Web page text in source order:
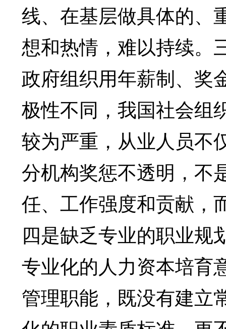
线、在基层做具体的、
想和热情，难以持续。
政府组织用年薪制、奖
极性不同，我国社会组
较为严重，从业人员不
分机构奖惩不透明，不
任、工作强度和贡献，
四是缺乏专业的职业规
专业化的人力资本培育
管理职能，既没有建立